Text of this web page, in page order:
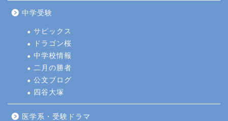
中学受験
サピックス
ドラゴン桜
中学校情報
二月の勝者
公文ブログ
四谷大塚
医学系・受験ドラマ